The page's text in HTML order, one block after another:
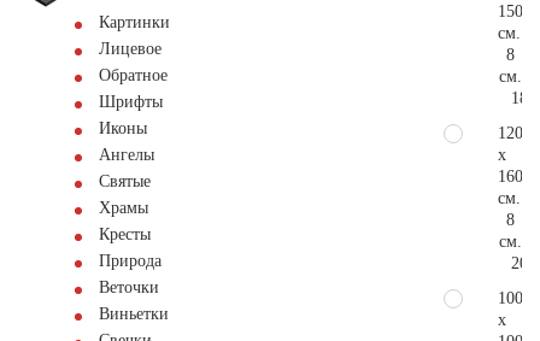
Картинки
Лицевое
Обратное
Шрифты
Иконы
Ангелы
Святые
Храмы
Кресты
Природа
Веточки
Виньетки
150
см.
8
см.
120
x
160
см.
8
см.
100
x